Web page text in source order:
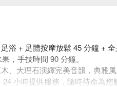
足浴 + 足體按摩放鬆 45 分鐘 +
，手技時間 90 分鐘。
、大理石演繹完美音韻，典雅
24 小時提供服務，隨時待命為